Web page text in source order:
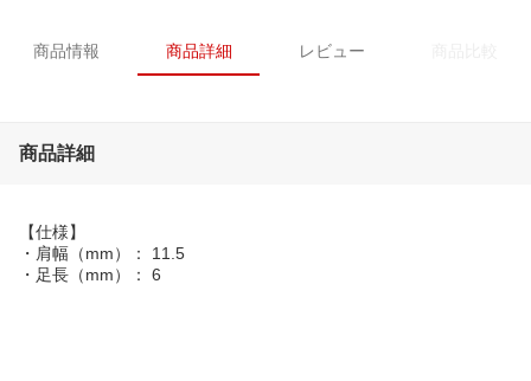
商品情報 商品詳細 レビュー
商品詳細
【仕様】
・肩幅（mm）： 11.5
・足長（mm）： 6